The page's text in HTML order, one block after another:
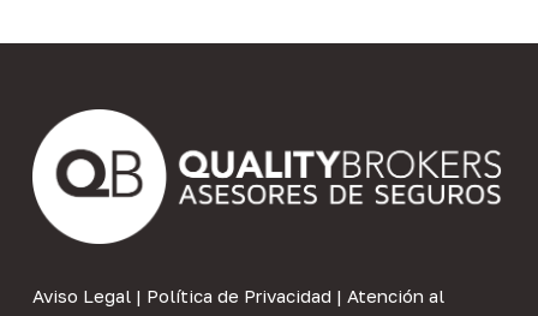
Aviso Legal| Política de Privacidad | Atención al